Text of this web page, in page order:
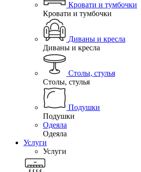
Кровати и тумбочки
Кровати и тумбочки
Диваны и кресла
Диваны и кресла
Столы, стулья
Столы, стулья
Подушки
Подушки
Одеяла
Одеяла
Услуги
Услуги